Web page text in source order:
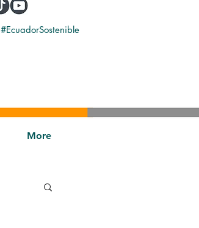
#EcuadorSostenible
More